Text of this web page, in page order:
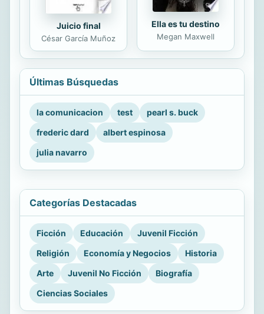
Juicio final
César García Muñoz
Ella es tu destino
Megan Maxwell
Últimas Búsquedas
la comunicacion test
pearl s. buck
frederic dard
albert espinosa
julia navarro
Categorías Destacadas
Ficción Educación
Juvenil Ficción
Religión
Economía y Negocios
Historia
Arte
Juvenil No Ficción
Biografía
Ciencias Sociales